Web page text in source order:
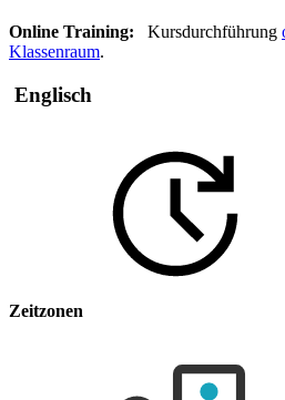
Online Training: Kursdurchführung
Klassenraum.
Englisch
Zeitzonen